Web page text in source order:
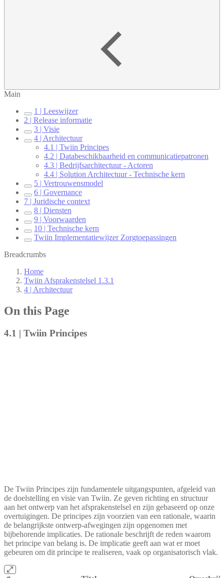
Main
1 | Leeswijzer
2 | Release informatie
3 | Visie
4 | Architectuur
4.1 | Twiin Principes
4.2 | Databeschikbaarheid en communicatiepatronen
4.3 | Bedrijfsarchitectuur - Actoren
4.4 | Solution Architectuur - Technische kern
5 | Vertrouwensmodel
6 | Governance
7 | Juridische context
8 | Diensten
9 | Voorwaarden
10 | Technische kern
Twiin Implementatiewijzer Zorgtoepassingen
Breadcrumbs
Home
Twiin Afsprakenstelsel 1.3.1
4 | Architectuur
On this Page
4.1 | Twiin Principes
De Twiin Principes zijn fundamentele uitgangspunten, afgeleid van
de doelstelling en visie van Twiin. Ze geven richting en structuur
aan het ontwerp van het afsprakenstelsel en zijn gebaseerd op onze
overtuigingen. De principes zijn voorzien van een rationale, waarin
de belangrijkste ontwerp-afwegingen zijn opgenomen met
bijbehorende implicaties. De rationale beschrijft de reden waarom
het principe van belang is. De implicatie geeft aan wat er moet
gebeuren om dit principe te realiseren, vaak op organisatorisch vlak.